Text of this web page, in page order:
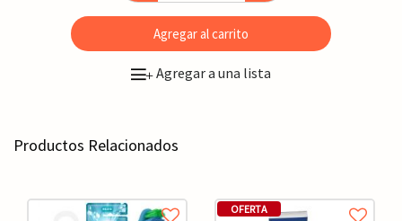
Agregar al carrito
+Agregar a una lista
Productos Relacionados
OFERTA